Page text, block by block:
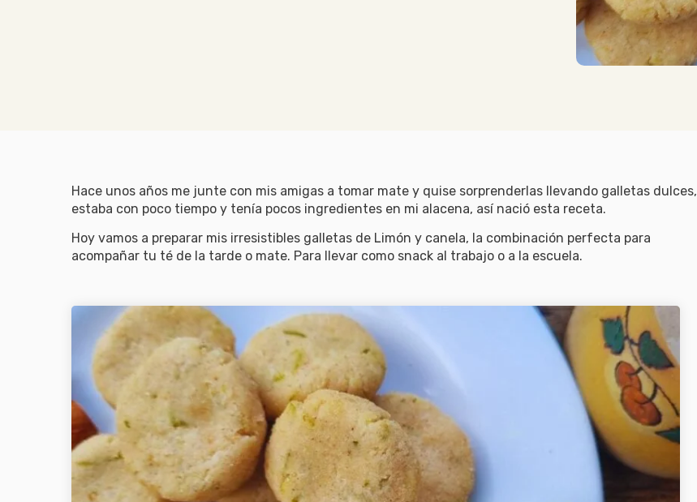
Hace unos años me junte con mis amigas a tomar mate y quise sorprenderlas llevando galletas dulces,
estaba con poco tiempo y tenía pocos ingredientes en mi alacena, así nació esta receta.
Hoy vamos a preparar mis irresistibles galletas de Limón y canela, la combinación perfecta para
acompañar tu té de la tarde o mate. Para llevar como snack al trabajo o a la escuela.